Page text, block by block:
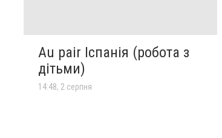
Au pair Іспанія (робота з
дітьми)
14:48, 2 серпня